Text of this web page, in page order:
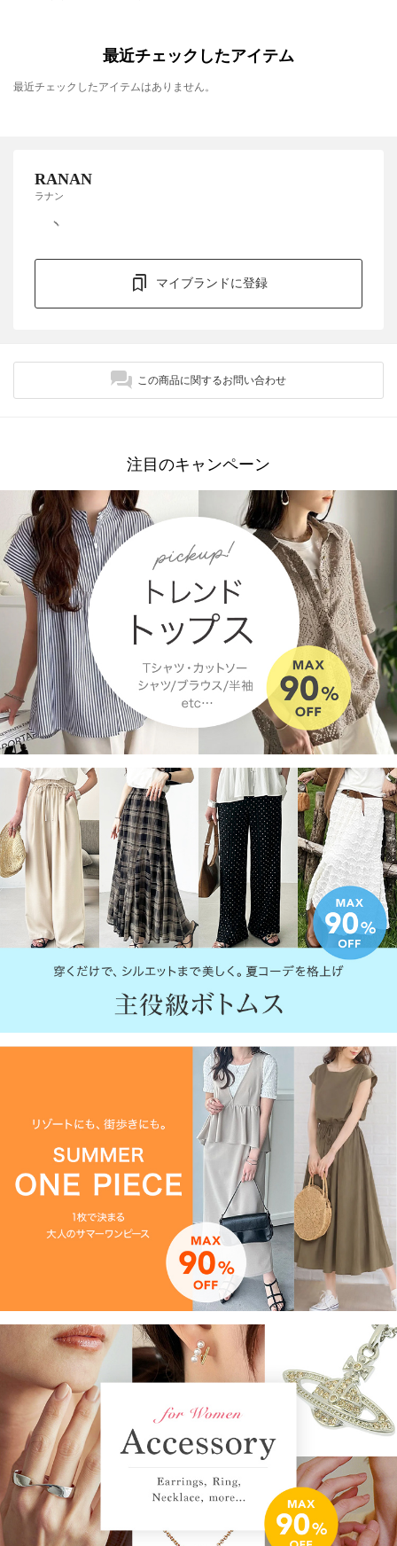
最近チェックしたアイテム
最近チェックしたアイテムはありません。
RANAN
ラナン
マイブランドに登録
この商品に関するお問い合わせ
注目のキャンペーン